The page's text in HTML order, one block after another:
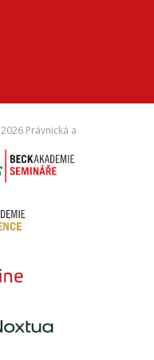
2026 Právnická a